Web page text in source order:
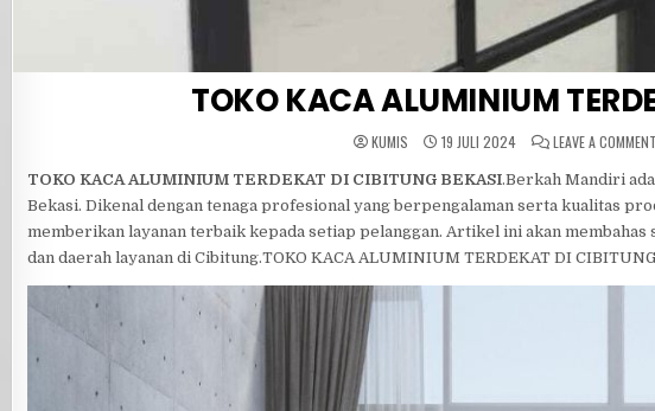
TOKO KACA ALUMINIUM
KUMIS 19 JULI 2024 LEAVE A COMMENT
TOKO KACA ALUMINIUM TERDEKAT DI CIBITUNG BEKASI.Berkah Mandiri
Bekasi. Dikenal dengan tenaga profesional yang berpengalaman serta kualitas
memberikan layanan terbaik kepada setiap pelanggan. Artikel ini akan
dan daerah layanan di Cibitung.TOKO KACA ALUMINIUM TERDEKAT DI CIBITUNG